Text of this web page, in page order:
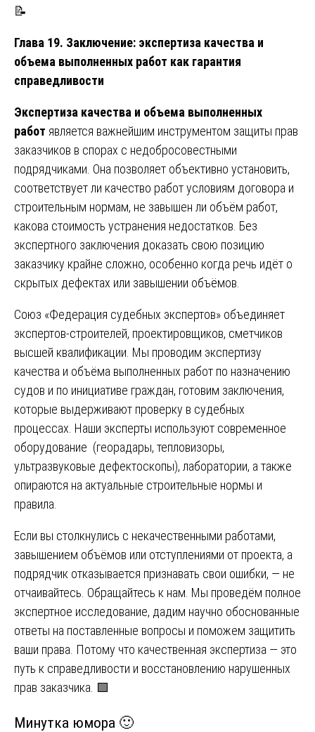
📝
Глава 19. Заключение: экспертиза качества и
объема выполненных работ как гарантия
справедливости
Экспертиза качества и объема выполненных
работ является важнейшим инструментом защиты прав
заказчиков в спорах с недобросовестными
подрядчиками. Она позволяет объективно установить,
соответствует ли качество работ условиям договора и
строительным нормам, не завышен ли объём работ,
какова стоимость устранения недостатков. Без
экспертного заключения доказать свою позицию
заказчику крайне сложно, особенно когда речь идёт о
скрытых дефектах или завышении объёмов.
Союз «Федерация судебных экспертов» объединяет
экспертов-строителей, проектировщиков, сметчиков
высшей квалификации. Мы проводим экспертизу
качества и объёма выполненных работ по назначению
судов и по инициативе граждан, готовим заключения,
которые выдерживают проверку в судебных
процессах. Наши эксперты используют современное
оборудование (георадары, тепловизоры,
ультразвуковые дефектоскопы), лаборатории, а также
опираются на актуальные строительные нормы и
правила.
Если вы столкнулись с некачественными работами,
завышением объёмов или отступлениями от проекта, а
подрядчик отказывается признавать свои ошибки, — не
отчаивайтесь. Обращайтесь к нам. Мы проведём полное
экспертное исследование, дадим научно обоснованные
ответы на поставленные вопросы и поможем защитить
ваши права. Потому что качественная экспертиза — это
путь к справедливости и восстановлению нарушенных
прав заказчика. 🟩
Минутка юмора 🙂